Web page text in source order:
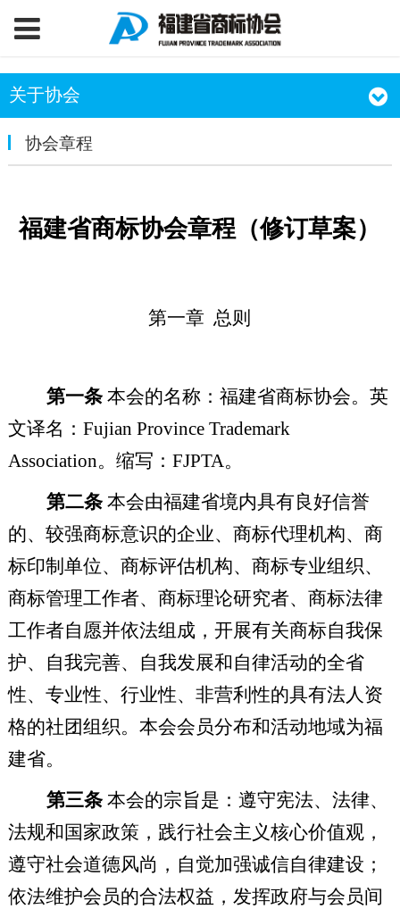
关于协会
协会章程
福建省商标协会章程（修订草案）
第一章 总则
第一条本会的名称：福建省商标协会。英
文译名： Fujian Province Trademark
Association。缩写： FJPTA。
第二条本会由福建省境内具有良好信誉
的、较强商标意识的企业、商标代理机构、商
标印制单位、商标评估机构、商标专业组织、
商标管理工作者、商标理论研究者、商标法律
工作者自愿并依法组成，开展有关商标自我保
护、自我完善、自我发展和自律活动的全省
性、专业性、行业性、非营利性的具有法人资
格的社团组织。本会会员分布和活动地域为福
建省。
第三条本会的宗旨是：遵守宪法、法律、
法规和国家政策，践行社会主义核心价值观，
遵守社会道德风尚，自觉加强诚信自律建设；
依法维护会员的合法权益，发挥政府与会员间